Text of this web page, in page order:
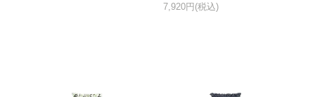
7,920円(税込)